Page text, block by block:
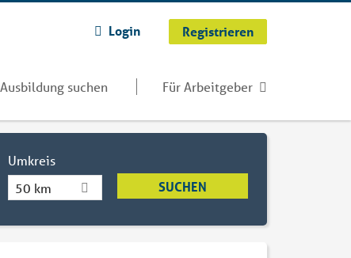
Login Registrieren
Ausbildung suchen Für Arbeitgeber
Umkreis
50 km